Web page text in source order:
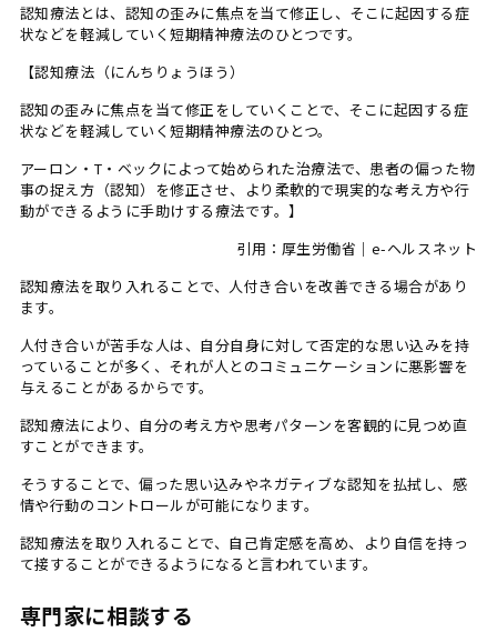
認知療法とは、認知の歪みに焦点を当て修正し、そこに起因する症
状などを軽減していく短期精神療法のひとつです。
【認知療法（にんちりょうほう）
認知の歪みに焦点を当て修正をしていくことで、そこに起因する症
状などを軽減していく短期精神療法のひとつ。
アーロン・T・ベックによって始められた治療法で、患者の偏った物
事の捉え方（認知）を修正させ、より柔軟的で現実的な考え方や行
動ができるように手助けする療法です。】
引用：厚生労働省｜e-ヘルスネット
認知療法を取り入れることで、人付き合いを改善できる場合があり
ます。
人付き合いが苦手な人は、自分自身に対して否定的な思い込みを持
っていることが多く、それが人とのコミュニケーションに悪影響を
与えることがあるからです。
認知療法により、自分の考え方や思考パターンを客観的に見つめ直
すことができます。
そうすることで、偏った思い込みやネガティブな認知を払拭し、感
情や行動のコントロールが可能になります。
認知療法を取り入れることで、自己肯定感を高め、より自信を持っ
て接することができるようになると言われています。
専門家に相談する